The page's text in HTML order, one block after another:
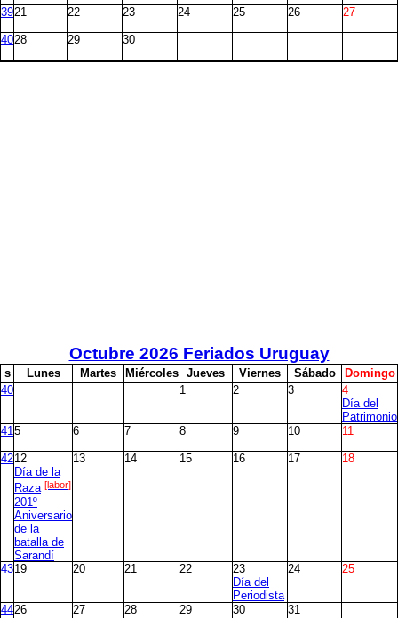
3921 22 23 24 25 26 27
4028 29 30
Octubre 2026 Feriados Uruguay
s Lunes Martes Miércoles Jueves Viernes Sábado Domingo
40
1 2 3
4
Día del
Patrimonio
415 6 7 8 9 10 11
4212
Día de la
Raza [labor]
201º
Aniversario
de la
batalla de
Sarandí
13 14 15 16 17 18
4319 20 21 22
23
Día del
Periodista
24 25
4426 27 28 29 30 31